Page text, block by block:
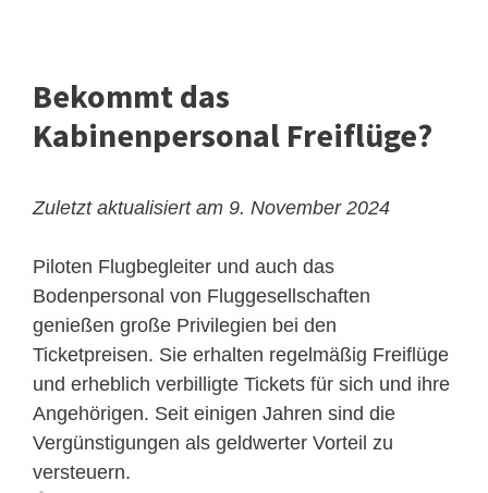
Bekommt das
Kabinenpersonal Freiflüge?
Zuletzt aktualisiert am 9. November 2024
Piloten Flugbegleiter und auch das
Bodenpersonal von Fluggesellschaften
genießen große Privilegien bei den
Ticketpreisen. Sie erhalten regelmäßig Freiflüge
und erheblich verbilligte Tickets für sich und ihre
Angehörigen. Seit einigen Jahren sind die
Vergünstigungen als geldwerter Vorteil zu
versteuern.